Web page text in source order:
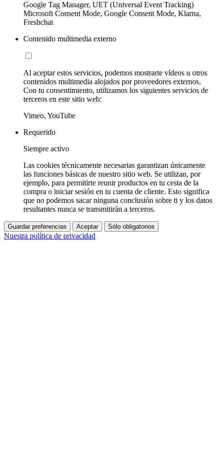
Google Tag Manager, UET (Universal Event Tracking)
Microsoft Consent Mode, Google Consent Mode, Klarna,
Freshchat
Contenido multimedia externo
Al aceptar estos servicios, podemos mostrarte vídeos u otros
contenidos multimedia alojados por proveedores externos.
Con tu consentimiento, utilizamos los siguientes servicios de
terceros en este sitio web:
Vimeo, YouTube
Requerido
Siempre activo
Las cookies técnicamente necesarias garantizan únicamente
las funciones básicas de nuestro sitio web. Se utilizan, por
ejemplo, para permitirte reunir productos en tu cesta de la
compra o iniciar sesión en tu cuenta de cliente. Esto significa
que no podemos sacar ninguna conclusión sobre ti y los datos
resultantes nunca se transmitirán a terceros.
Guardar preferencias Aceptar Sólo obligatorios
Nuestra política de privacidad